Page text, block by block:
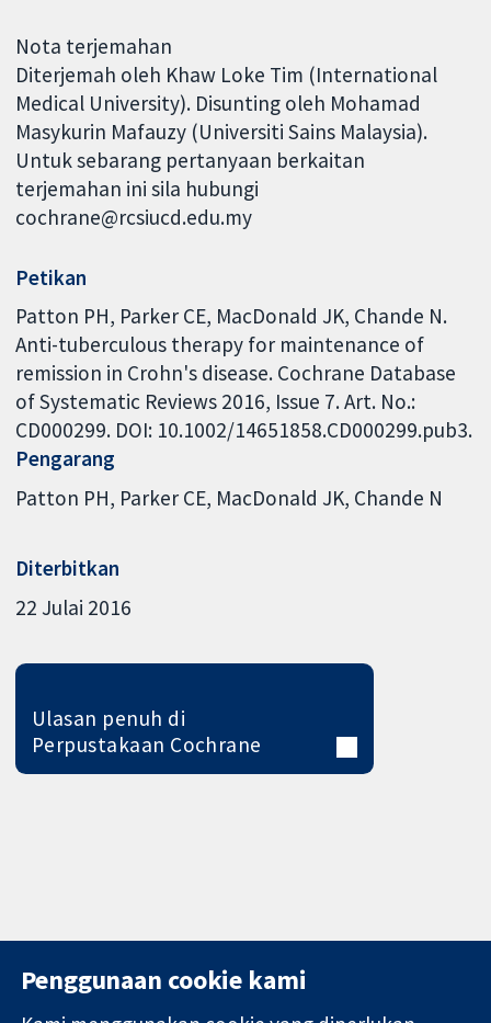
Nota terjemahan
Diterjemah oleh Khaw Loke Tim (International
Medical University). Disunting oleh Mohamad
Masykurin Mafauzy (Universiti Sains Malaysia).
Untuk sebarang pertanyaan berkaitan
terjemahan ini sila hubungi
cochrane@rcsiucd.edu.my
Petikan
Patton PH, Parker CE, MacDonald JK, Chande N.
Anti-tuberculous therapy for maintenance of
remission in Crohn's disease. Cochrane Database
of Systematic Reviews 2016, Issue 7. Art. No.:
CD000299. DOI: 10.1002/14651858.CD000299.pub3.
Pengarang
Patton PH Parker CE MacDonald JK Chande N
Diterbitkan
22 Julai 2016
Ulasan penuh di
Perpustakaan Cochrane
Penggunaan cookie kami